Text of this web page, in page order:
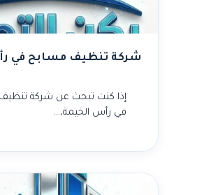
شركة تنظيف مسابح في
إذا كنت تبحث عن شركة
في رأس الخيمة،…